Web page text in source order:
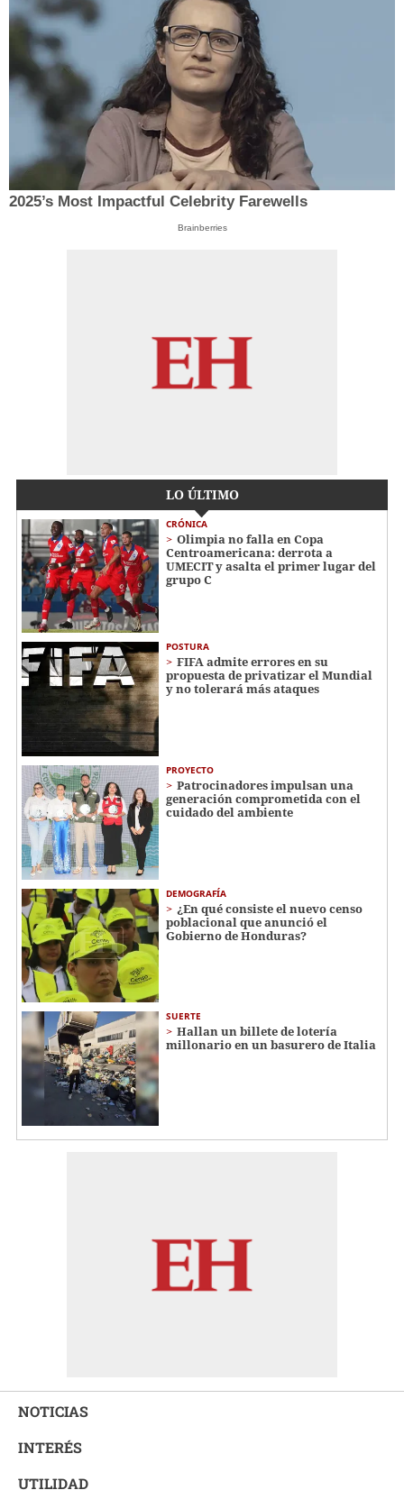
2025’s Most Impactful Celebrity Farewells
Brainberries
LO ÚLTIMO
CRÓNICA
Olimpia no falla en Copa
Centroamericana: derrota a
UMECIT y asalta el primer lugar del
grupo C
POSTURA
FIFA admite errores en su
propuesta de privatizar el Mundial
y no tolerará más ataques
PROYECTO
Patrocinadores impulsan una
generación comprometida con el
cuidado del ambiente
DEMOGRAFÍA
¿En qué consiste el nuevo censo
poblacional que anunció el
Gobierno de Honduras?
SUERTE
Hallan un billete de lotería
millonario en un basurero de Italia
NOTICIAS
INTERÉS
UTILIDAD